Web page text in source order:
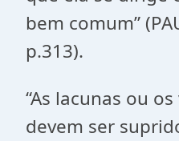
bem comum”
p.313).
“As lacunas ou
devem ser